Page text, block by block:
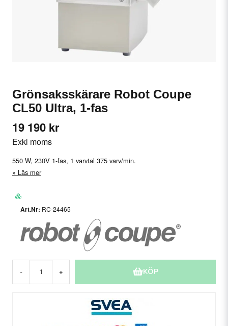
Grönsaksskärare Robot Coupe
CL50 Ultra, 1-fas
19 190 kr
Exkl moms
550 W, 230V 1-fas, 1 varvtal 375 varv/min.
Läs mer
RC-24465
- + KÖP